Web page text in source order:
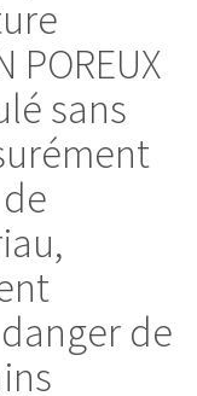
POREUX
sans
de